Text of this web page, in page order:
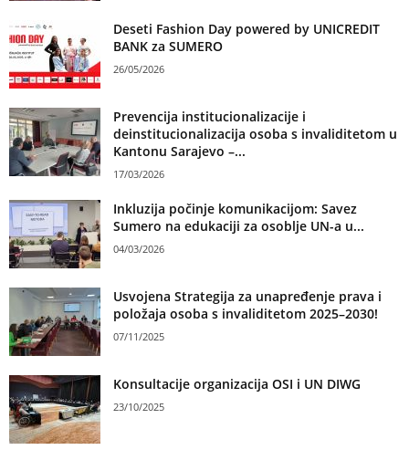
Deseti Fashion Day powered by UNICREDIT
BANK za SUMERO
26/05/2026
Prevencija institucionalizacije i
deinstitucionalizacija osoba s invaliditetom u
Kantonu Sarajevo –...
17/03/2026
Inkluzija počinje komunikacijom: Savez
Sumero na edukaciji za osoblje UN-a u...
04/03/2026
Usvojena Strategija za unapređenje prava i
položaja osoba s invaliditetom 2025–2030!
07/11/2025
Konsultacije organizacija OSI i UN DIWG
23/10/2025